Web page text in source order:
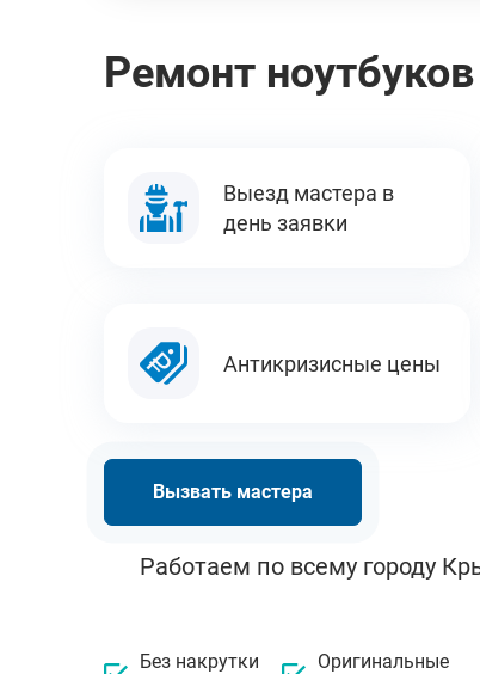
Ремонт
Выезд мастера в
день заявки
Антикризисные цены
Вызвать мастера
Работаем по всему городу
Без накрутки
Оригинальные